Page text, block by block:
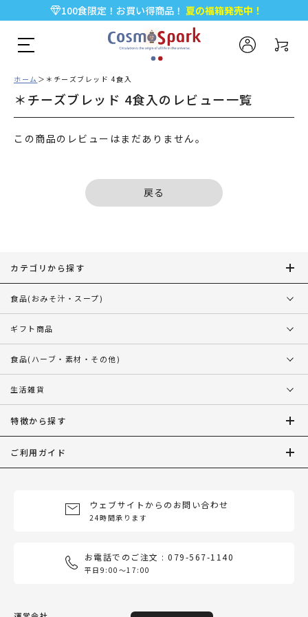
100食限定！お買い得商品！ 夏の福箱発売中！
5,000円以上のお買い物で全国一律送料無料♪
新規会員登録で今すぐ使える500ポイント プレゼント！
ホーム ＊チーズブレッド 4食入
＊チーズブレッド 4食入のレビュー一覧
この商品のレビューはまだありません。
戻る
カテゴリから探す
食品(おみそ汁・スープ)
ギフト商品
食品(ハーブ・素材・その他)
生活雑貨
特徴から探す
ご利用ガイド
ウェブサイトからのお問い合わせ
24時間承ります
お電話でのご注文 : 079-567-1140
平日9:00〜17:00